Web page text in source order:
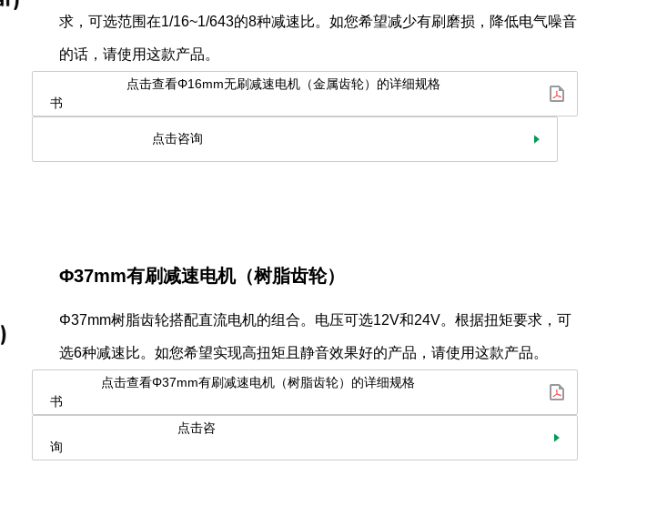
求，可选范围在1/16~1/643的8种减速比。如您希望减少有刷磨损，降低电气噪音
的话，请使用这款产品。
点击查看Φ16mm无刷减速电机（金属齿轮）的详细规格
书
点击咨询
Φ37mm有刷减速电机（树脂齿轮）
Φ37mm树脂齿轮搭配直流电机的组合。电压可选12V和24V。根据扭矩要求，可
选6种减速比。如您希望实现高扭矩且静音效果好的产品，请使用这款产品。
点击查看Φ37mm有刷减速电机（树脂齿轮）的详细规格
书
点击咨
询